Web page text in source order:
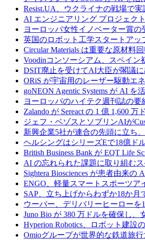
Resist.UA、ウクライナの戦場で
AI エンジニアリング プロジェク
ヨーロッパ女性イノベーター賞の
英国のロボット工学スタートアッ
Circular Materials は重要な原材料
Voodinコンソーシアム、スペイ
DSIT廃止を受けてAI大臣が閣議
ORiS が宇宙用のレーザー駆動エ
goNEON Agentic Systems が AI
ヨーロッパのハイテク週刊誌の要
Zalando が Sereact の 1 億 1,600
ジェフ・ベゾスとソブリンAIが
新興企業5社が連合の先頭に立ち
ヘルシングはシリーズEで18億ド
British Business Bank が EQT Life
AI の忘れられた課題に取り組む
Sightera Biosciences が患者由来
ENGO、軽量スマートスポーツア
SAP、立ち上げからわずか18か月
ウーバー、デリバリーヒーロー
Juno Bio が 380 万ドルを確保し
Hyperion Robotics、ロボット建設
Omioグループが世界的な鉄道旅